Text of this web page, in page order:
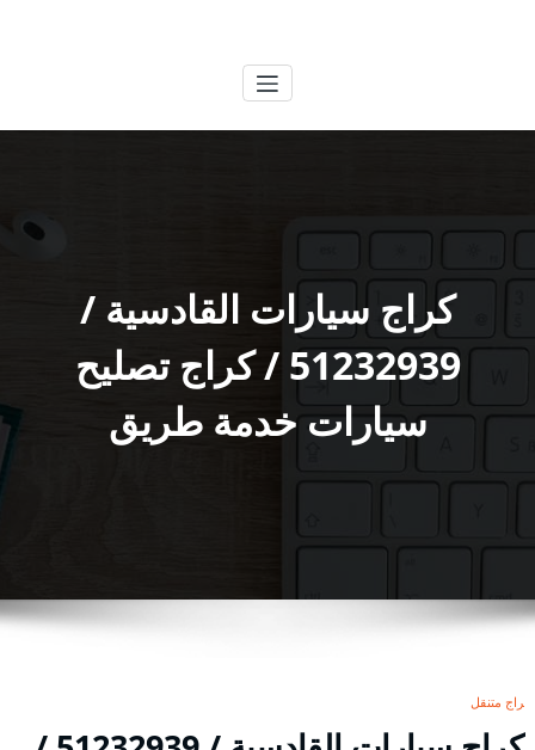
كراج سيارات القادسية /
51232939‬ / كراج تصليح
سيارات خدمة طريق
كراج متنقل